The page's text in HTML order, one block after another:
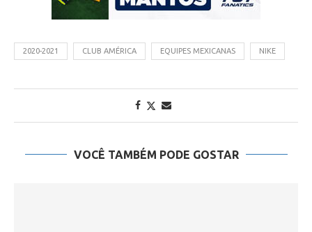
2020-2021 CLUB AMÉRICA EQUIPES MEXICANAS NIKE
VOCÊ TAMBÉM PODE GOSTAR